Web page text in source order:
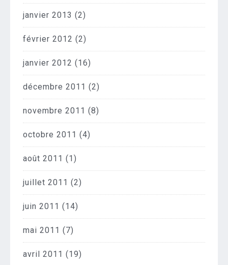
janvier 2013 (2)
février 2012 (2)
janvier 2012 (16)
décembre 2011 (2)
novembre 2011 (8)
octobre 2011 (4)
août 2011 (1)
juillet 2011 (2)
juin 2011 (14)
mai 2011 (7)
avril 2011 (19)